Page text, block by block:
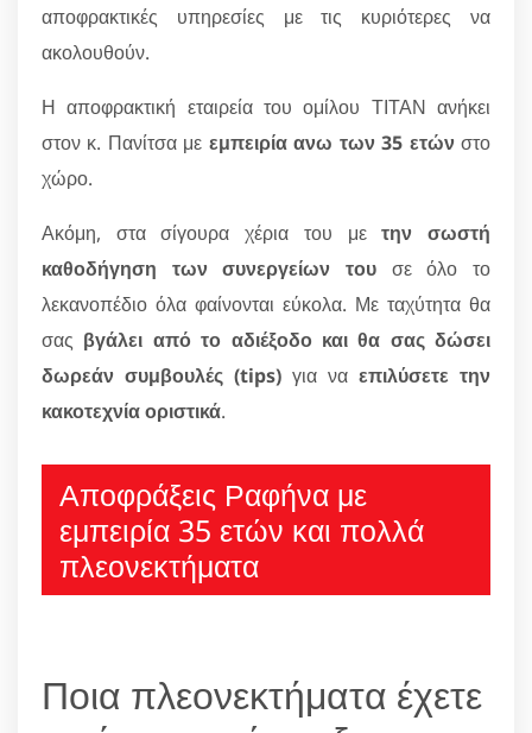
αποφρακτικές υπηρεσίες με τις κυριότερες να
ακολουθούν.
Η αποφρακτική εταιρεία του ομίλου ΤΙΤΑΝ ανήκει
στον κ. Πανίτσα με εμπειρία ανω των 35 ετώνστο
χώρο.
Ακόμη, στα σίγουρα χέρια του μετην σωστή
καθοδήγηση των συνεργείων του σε όλο το
λεκανοπέδιο όλα φαίνονται εύκολα. Με ταχύτητα θα
σας βγάλει από το αδιέξοδο και θα σας δώσει
δωρεάν συμβουλές (tips) για να επιλύσετε την
κακοτεχνία οριστικά.
Αποφράξεις Ραφήνα με
εμπειρία 35 ετών και πολλά
πλεονεκτήματα
Ποια πλεονεκτήματα έχετε